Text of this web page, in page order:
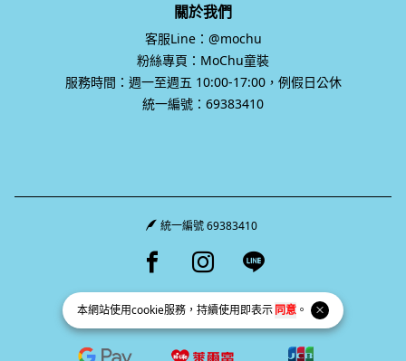
本網站使用cookie服務，持續使用即表示 同意 。
關於我們
客服Line：@mochu
粉絲專頁：MoChu童裝
服務時間：週一至週五 10:00-17:00，例假日公休
統一編號：69383410
統一編號 69383410
Facebook page
Instagram page
Line page